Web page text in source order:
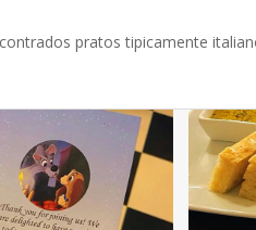
pratos tipicamente